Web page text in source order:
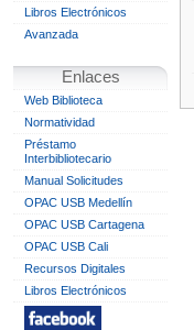
Libros Electrónicos
Avanzada
Enlaces
Web Biblioteca
Normatividad
Préstamo
Interbibliotecario
Manual Solicitudes
OPAC USB Medellín
OPAC USB Cartagena
OPAC USB Cali
Recursos Digitales
Libros Electrónicos